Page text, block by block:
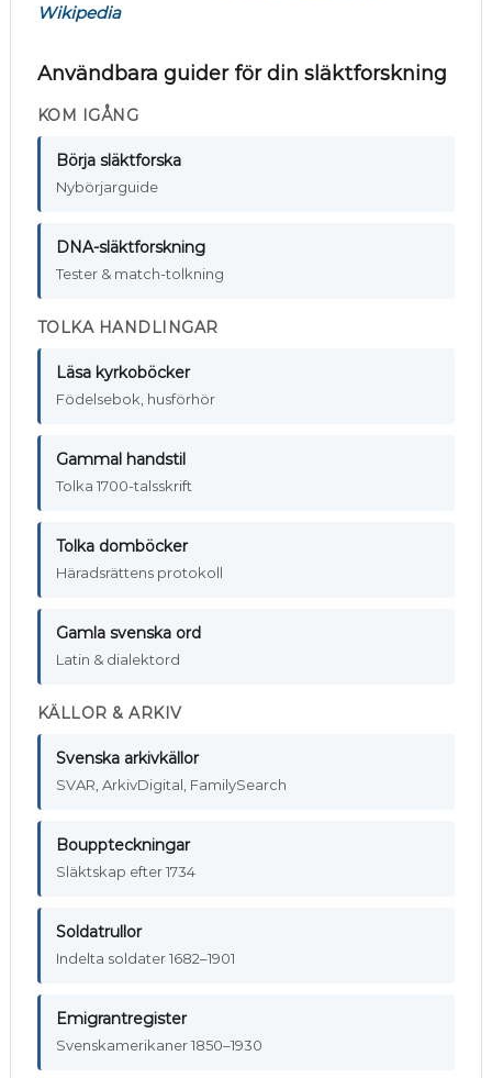
Wikipedia
Användbara guider för din släktforskning
KOM IGÅNG
Börja släktforska
Nybörjarguide
DNA-släktforskning
Tester & match-tolkning
TOLKA HANDLINGAR
Läsa kyrkoböcker
Födelsebok, husförhör
Gammal handstil
Tolka 1700-talsskrift
Tolka domböcker
Häradsrättens protokoll
Gamla svenska ord
Latin & dialektord
KÄLLOR & ARKIV
Svenska arkivkällor
SVAR, ArkivDigital, FamilySearch
Bouppteckningar
Släktskap efter 1734
Soldatrullor
Indelta soldater 1682–1901
Emigrantregister
Svenskamerikaner 1850–1930